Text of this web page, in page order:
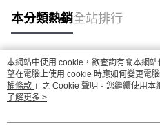
本分類熱銷全站排行
熱門標籤
本網站中使用 cookie，欲查詢有關本網
望在電腦上使用 cookie 時應如何變更電
權條款 」之 Cookie 聲明。您繼續使用
用條款之 Cookie 聲明使用 cookie。
了解更多 >